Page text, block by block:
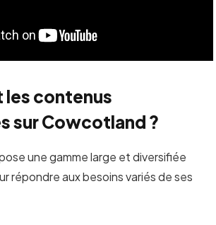
les contenus
sur Cowcotland ?
une gamme large et diversifiée
répondre aux besoins variés de ses